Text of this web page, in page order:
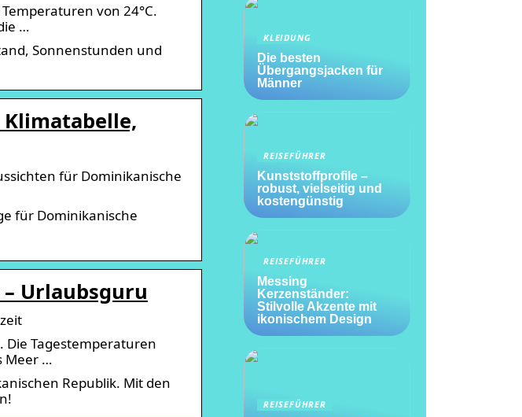
von 24°C.
…
Sonnenstunden und
für Dominikanische
für Dominikanische
Urlaubsguru
Die Tagestemperaturen
Meer …
Republik. Mit den
KLEIDUNG
Die besten
Übergangsjacken für
Männer
REISEFÜHRER
Kunststoffprofile –
robust, vielseitig und
kostengünstig
REISEFÜHRER
Messing
Kerzenständer:
Stilvolle Akzente mit
ikonischem Design
REISEFÜHRER